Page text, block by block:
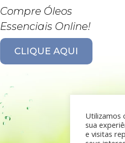
Compre Óleos
Essenciais Online!
CLIQUE AQUI
Utilizamos
sua
e visitas